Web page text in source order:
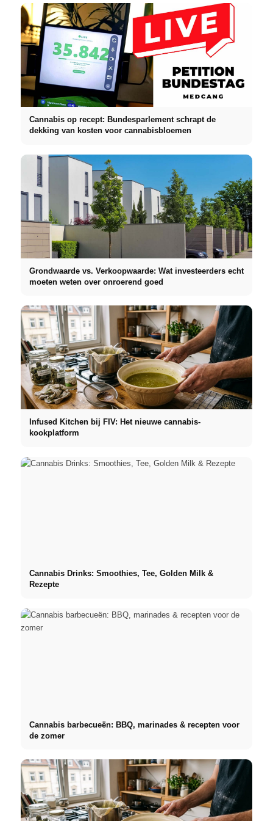
Cannabis op recept: Bundesparlement schrapt de
dekking van kosten voor cannabisbloemen
Grondwaarde vs. Verkoopwaarde: Wat investeerders echt
moeten weten over onroerend goed
Infused Kitchen bij FIV: Het nieuwe cannabis-
kookplatform
Cannabis Drinks: Smoothies, Tee, Golden Milk &
Rezepte
Cannabis barbecueën: BBQ, marinades & recepten voor
de zomer